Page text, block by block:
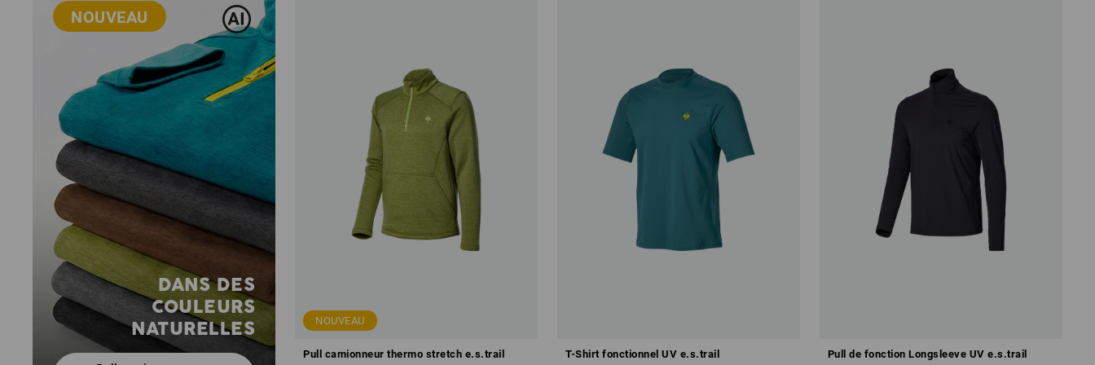
NOUVEAU
DANS DES
COULEURS
NATURELLES
NOUVEAU
Pull camionneur thermo stretch e.s.trail T-Shirt fonctionnel UV e.s.trail Pull de fonction Longsleeve UV e.s.trail